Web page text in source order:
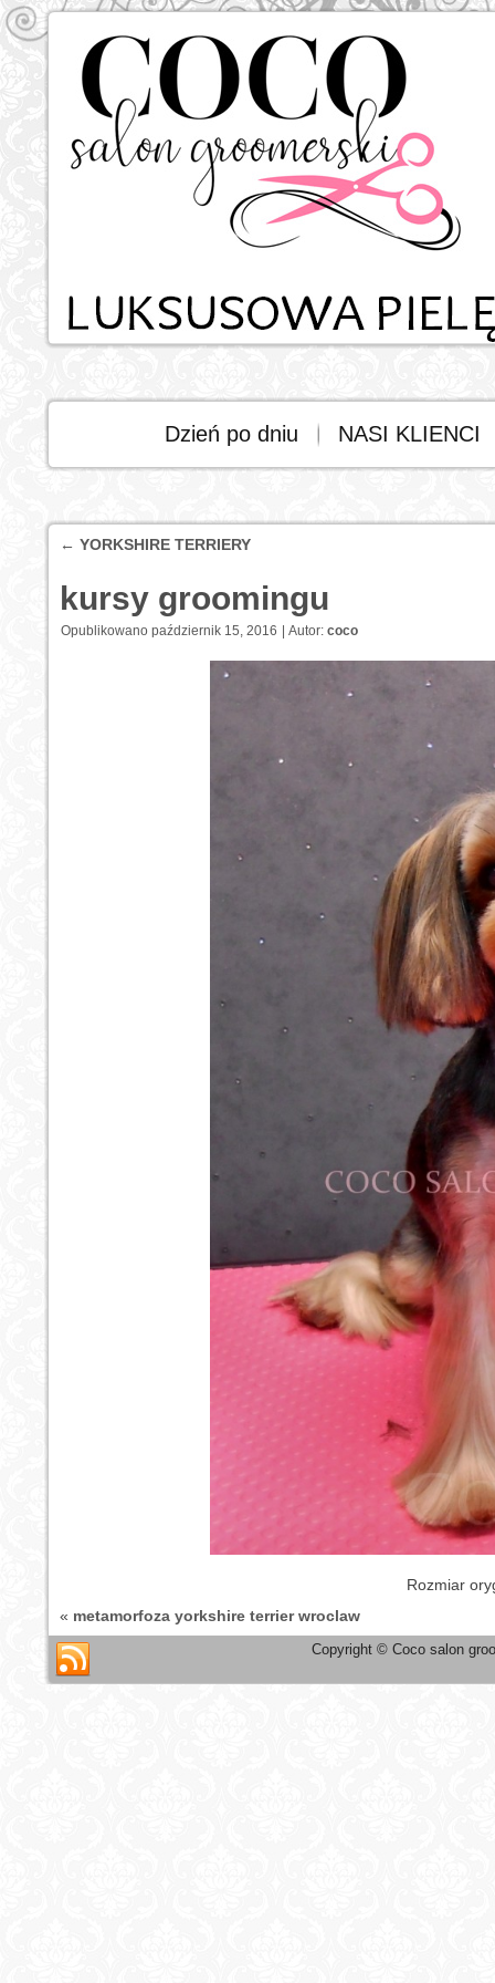
Dzień po dniu NASI KLIENCI
← YORKSHIRE TERRIERY
kursy groomingu
Opublikowano październik 15, 2016 Autor: coco
Rozmiar
« metamorfoza yorkshire terrier wroclaw
Copyright © Coco salon